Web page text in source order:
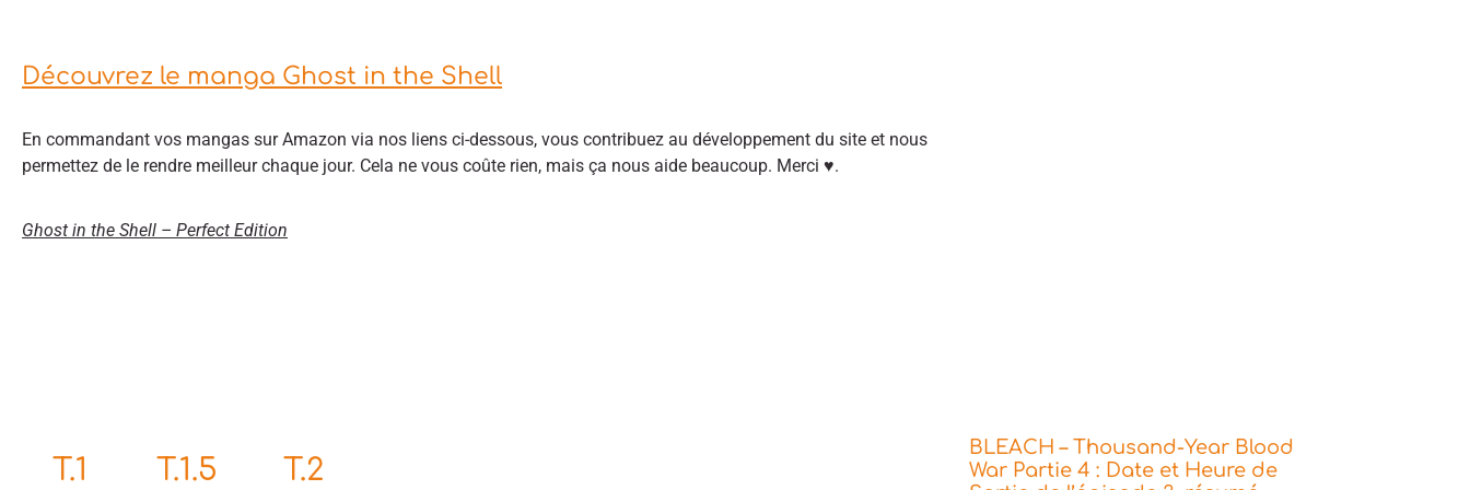
Découvrez le manga Ghost in the Shell
En commandant vos mangas sur Amazon via nos liens ci-dessous, vous contribuez au développement du site et nous
permettez de le rendre meilleur chaque jour. Cela ne vous coûte rien, mais ça nous aide beaucoup. Merci ♥.
Ghost in the Shell – Perfect Edition
T.1 T.1.5 T.2
BLEACH – Thousand-Year Blood
War Partie 4 : Date et Heure de